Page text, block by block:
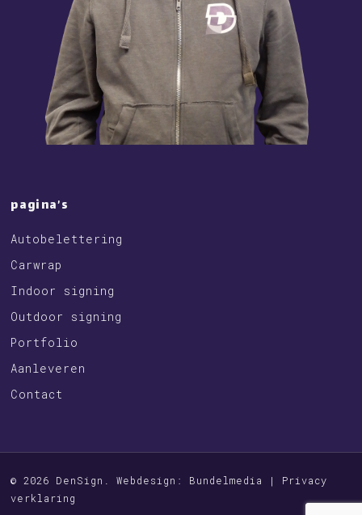
pagina’s
Autobelettering
Carwrap
Indoor signing
Outdoor signing
Portfolio
Aanleveren
Contact
© 2026 DenSign. Webdesign: Bundelmedia | Privacy
verklaring